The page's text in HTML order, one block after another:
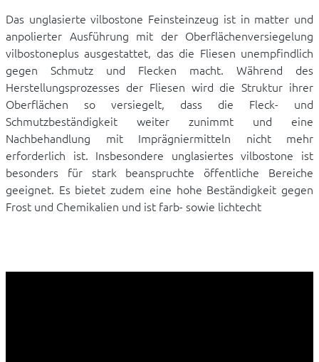
Das unglasierte vilbostone Feinsteinzeug ist in matter und
anpolierter Ausführung mit der Oberflächenversiegelung
vilbostoneplus ausgestattet, das die Fliesen unempfindlich
gegen Schmutz und Flecken macht. Während des
Herstellungsprozesses der Fliesen wird die Struktur ihrer
Oberflächen so versiegelt, dass die Fleck- und
Schmutzbeständigkeit weiter zunimmt und eine
Nachbehandlung mit Imprägniermitteln nicht mehr
erforderlich ist. Insbesondere unglasiertes vilbostone ist
besonders für stark beanspruchte öffentliche Bereiche
geeignet. Es bietet zudem eine hohe Beständigkeit gegen
Frost und Chemikalien und ist farb- sowie lichtecht